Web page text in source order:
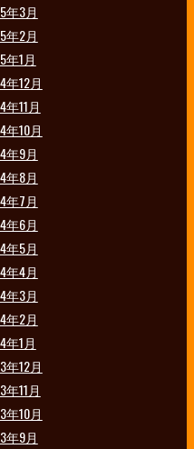
年3月
年2月
年1月
年12月
年11月
年10月
年9月
年8月
年7月
年6月
年5月
年4月
年3月
年2月
年1月
年12月
年11月
年10月
年9月